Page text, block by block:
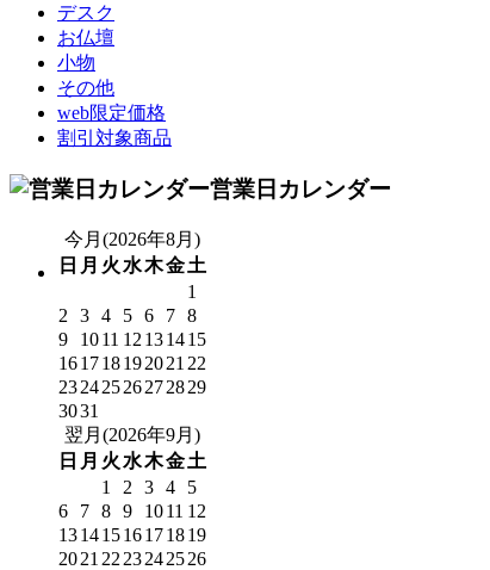
デスク
お仏壇
小物
その他
web限定価格
割引対象商品
営業日カレンダー
今月(2026年8月)
日 月 火 水木金土
1
2
3 4 5 6 7 8
9
1011 12 131415
161718192021 22
23242526272829
3031
翌月(2026年9月)
日 月 火 水木金土
1
2 3 4
5
6
7 8 9 1011 12
13141516171819
2021 22 23242526